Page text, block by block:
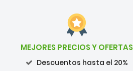
MEJORES PRECIOS Y OFERTAS
Descuentos hasta el 20%